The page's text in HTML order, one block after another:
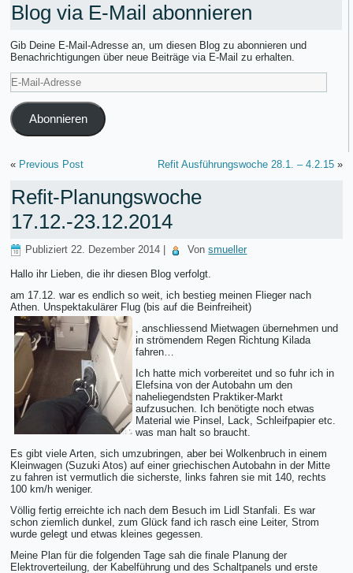
Blog via E-Mail abonnieren
Gib Deine E-Mail-Adresse an, um diesen Blog zu abonnieren und
Benachrichtigungen über neue Beiträge via E-Mail zu erhalten.
E-
Mail-
Adresse
Abonnieren
« Previous Post Refit Ausführungswoche 28.1. – 4.2.15»
Refit-Planungswoche
17.12.-23.12.2014
Publiziert 22. Dezember 2014 Von smueller
Hallo ihr Lieben, die ihr diesen Blog verfolgt.
am 17.12. war es endlich so weit, ich bestieg meinen Flieger nach
Athen. Unspektakulärer Flug (bis auf die Beinfreiheit)
, anschliessend Mietwagen übernehmen und
in strömendem Regen Richtung Kilada
fahren…
Ich hatte mich vorbereitet und so fuhr ich in
Elefsina von der Autobahn um den
naheliegendsten Praktiker-Markt
aufzusuchen. Ich benötigte noch etwas
Material wie Pinsel, Lack, Schleifpapier etc.
was man halt so braucht.
Es gibt viele Arten, sich umzubringen, aber bei Wolkenbruch in einem
Kleinwagen (Suzuki Atos) auf einer griechischen Autobahn in der Mitte
zu fahren ist vermutlich die sicherste, links fahren sie mit 140, rechts
100 km/h weniger.
Völlig fertig erreichte ich nach dem Besuch im Lidl Stanfali. Es war
schon ziemlich dunkel, zum Glück fand ich rasch eine Leiter, Strom
wurde gelegt und etwas kleines gegessen.
Meine Plan für die folgenden Tage sah die finale Planung der
Elektroverteilung, der Kabelführung und des Schaltpanels und erste